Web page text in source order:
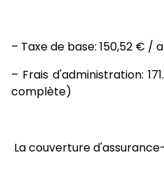
– Taxe de base: 150,52 € /
– Frais d'administration:
complète)
La couverture